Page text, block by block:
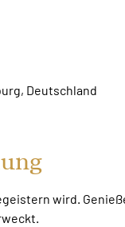
Deutschland
wird.